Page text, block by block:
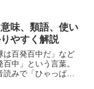
て、小説などの用
りやす...
味、類語、使い
やすく解説
は百発百中だ」など
中」という言葉。
読みで「ひゃっぱつ